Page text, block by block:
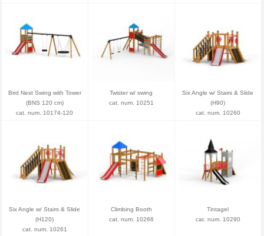
Bird Nest Swing with Tower
(BNS 120 cm)
cat. num. 10174-120
Twister w/ swing
cat. num. 10251
Six Angle w/ Stairs & Slide
(H90)
cat. num. 10260
Six Angle w/ Stairs & Slide
(H120)
cat. num. 10261
Climbing Booth
cat. num. 10266
Tintagel
cat. num. 10290